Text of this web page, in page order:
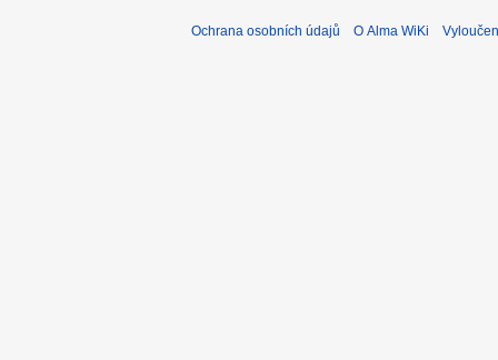
Ochrana osobních údajů O Alma WiKi